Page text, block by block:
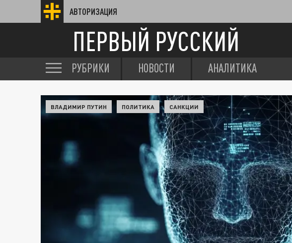
АВТОРИЗАЦИЯ
ПЕРВЫЙ РУССКИЙ
РУБРИКИ НОВОСТИ АНАЛИТИКА
ВЛАДИМИР ПУТИН ПОЛИТИКА САНКЦИИ